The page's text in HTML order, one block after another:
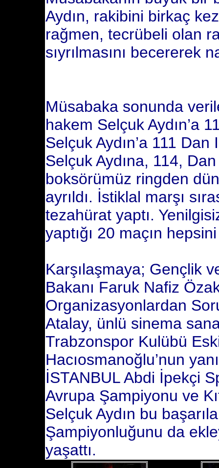
Aydın, rakibini birkaç
rağmen, tecrübeli olan
sıyrılmasını becererek
Müsabaka sonunda
hakem Selçuk Aydın’a
Selçuk Aydın’a 111
Selçuk Aydına, 114,
boksörümüz ringden
ayrıldı. İstiklal marşı
tezahürat yaptı.
yaptığı 20 maçın
Karşılaşmaya; Gençlik
Bakanı Faruk Nafiz
Organizasyonlardan
Atalay, ünlü sinema
Trabzonspor Kulübü
Hacıosmanoğlu’nun
İSTANBUL Abdi İpekçi
Avrupa Şampiyonu ve
Selçuk Aydın bu
Şampiyonluğunu da
yaşattı.